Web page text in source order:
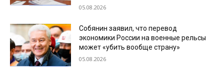
05.08.2026
Собянин заявил, что перевод
экономики России на военные рельсы
может «убить вообще страну»
05.08.2026